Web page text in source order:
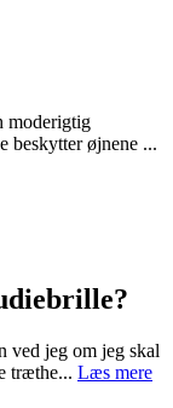
moderigtig
beskytter øjnene ...
ved jeg om jeg skal
træthe... Læs mere